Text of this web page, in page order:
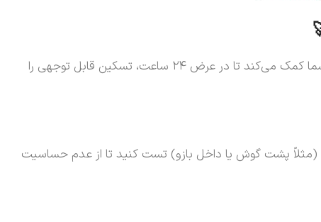
برای اینکه بهترین نتیجه را از **روغن بنفشه برای سینوزیت و گرفتگی بینی** بگیرید، باید آن را به درستی استفاده کنید. این راهنما به شما کمک می‌کند تا در عرض ۲۴ ساعت، تسکین قابل توجهی را
(مثلاً پشت گوش یا داخل بازو) تست کنید تا از عدم حساسیت